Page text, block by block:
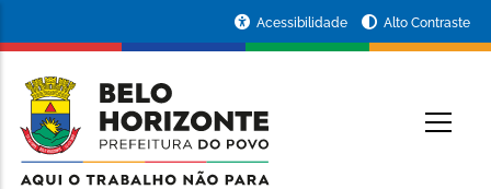
conteúdo
principal
da
Prefeitura
de
Acessibilidade Alto Contraste